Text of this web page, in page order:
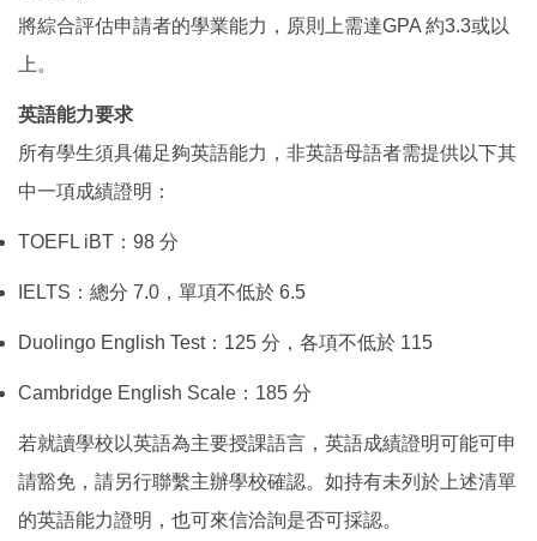
將綜合評估申請者的學業能力，原則上需達GPA 約3.3或以
上。
英語能力要求
所有學生須具備足夠英語能力，非英語母語者需提供以下其
中一項成績證明：
TOEFL iBT：98 分
IELTS：總分 7.0，單項不低於 6.5
Duolingo English Test：125 分，各項不低於 115
Cambridge English Scale：185 分
若就讀學校以英語為主要授課語言，英語成績證明可能可申
請豁免，請另行聯繫主辦學校確認。如持有未列於上述清單
的英語能力證明，也可來信洽詢是否可採認。